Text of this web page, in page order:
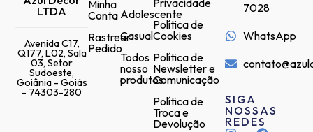
LTDA
Avenida C17,
Q177, L02, Sala
03, Setor
Sudoeste,
Goiânia - Goiás
- 74303-280
Minha
Conta
Rastrear
Pedido
Adolescente
Casual
Todos
nosso
produtos
Privacidade
Política de
Cookies
Política de
Newsletter e
Comunicação
Política de
Troca e
Devolução
7028
WhatsApp
SIGA
NOSSAS
REDES